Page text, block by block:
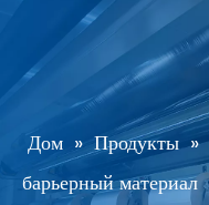
Дом » Продукты »
барьерный материал